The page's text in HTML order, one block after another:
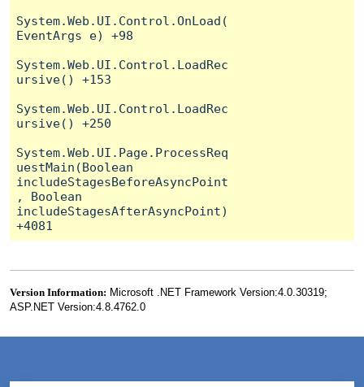
System.Web.UI.Control.OnLoad(
EventArgs e) +98
System.Web.UI.Control.LoadRec
ursive() +153
System.Web.UI.Control.LoadRec
ursive() +250
System.Web.UI.Page.ProcessReq
uestMain(Boolean
includeStagesBeforeAsyncPoint
, Boolean
includeStagesAfterAsyncPoint)
Version Information: Microsoft .NET Framework Version:4.0.30319;
ASP.NET Version:4.8.4762.0